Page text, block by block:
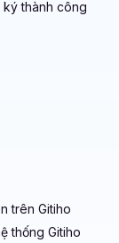
thành công
trên Gitiho
thống Gitiho